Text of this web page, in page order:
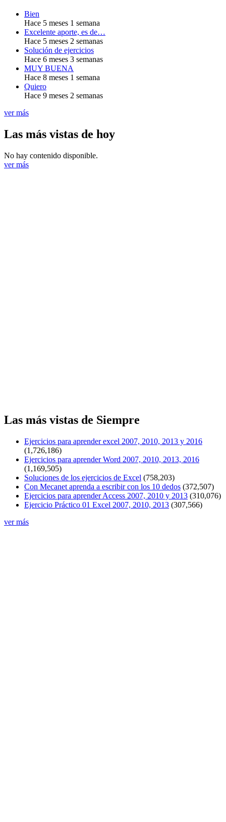
Bien
Hace 5 meses 1 semana
Excelente aporte, es de…
Hace 5 meses 2 semanas
Solución de ejercicios
Hace 6 meses 3 semanas
MUY BUENA
Hace 8 meses 1 semana
Quiero
Hace 9 meses 2 semanas
ver más
Las más vistas de hoy
No hay contenido disponible.
ver más
Las más vistas de Siempre
Ejercicios para aprender excel 2007, 2010, 2013 y 2016
(1,726,186)
Ejercicios para aprender Word 2007, 2010, 2013, 2016
(1,169,505)
Soluciones de los ejercicios de Excel (758,203)
Con Mecanet aprenda a escribir con los 10 dedos (372,507)
Ejercicios para aprender Access 2007, 2010 y 2013 (310,076)
Ejercicio Práctico 01 Excel 2007, 2010, 2013 (307,566)
ver más